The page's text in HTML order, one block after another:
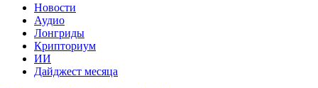
Новости
Аудио
Лонгриды
Крипториум
ИИ
Дайджест месяца